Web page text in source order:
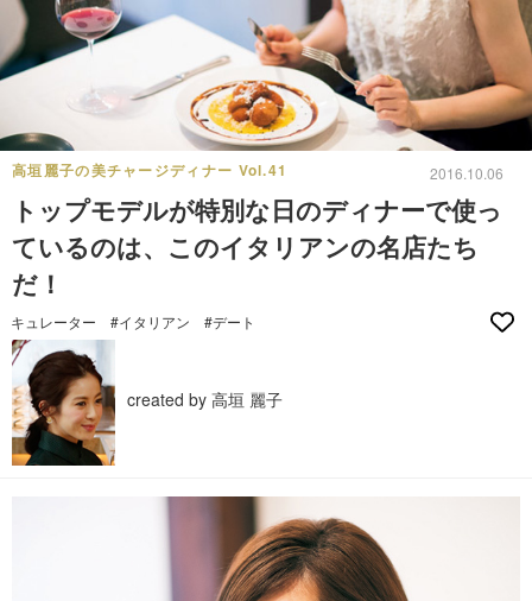
高垣麗子の美チャージディナー Vol.41 2016.10.06
トップモデルが特別な日のディナーで使っ
ているのは、このイタリアンの名店たち
だ！
キュレーター #イタリアン #デート
created by 高垣 麗子